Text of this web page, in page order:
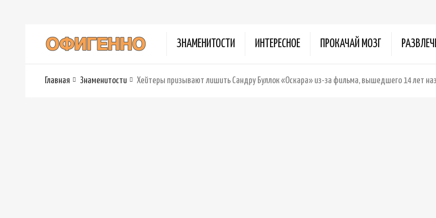
ЗНАМЕНИТОСТИ ИНТЕРЕСНОЕ ПРОКАЧАЙ МОЗГ
Главная Знаменитости Хейтеры призывают лишить Сандру Буллок «Оскара» из-за фильма, вышедшего 14 лет